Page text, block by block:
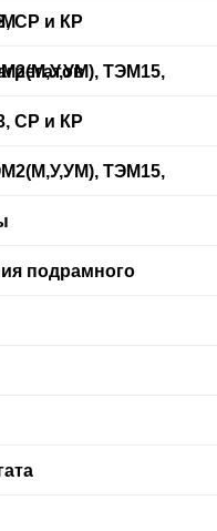
СР и КР
ТЭМ15,
СР и КР
ТЭМ15,
подрамного